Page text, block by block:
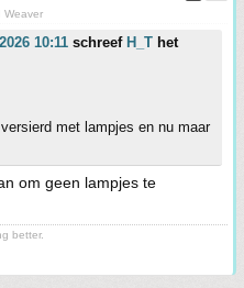
Weaver
10:11 schreef H_T het
met lampjes en nu maar
om geen lampjes te
better.